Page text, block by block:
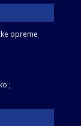
opreme
;